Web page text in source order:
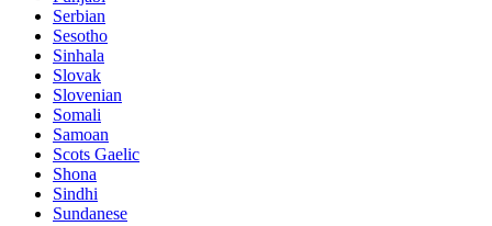
Serbian
Sesotho
Sinhala
Slovak
Slovenian
Somali
Samoan
Scots Gaelic
Shona
Sindhi
Sundanese